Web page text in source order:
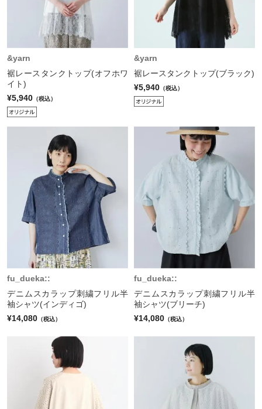
&yarn
裾レースタンクトップ(オフホワ
イト)
¥5,940 （税込）
&yarn
裾レースタンクトップ(ブラック)
¥5,940 （税込）
fu_dueka::
デニムスカラップ刺繍フリル半
袖シャツ(インディゴ)
¥14,080 （税込）
fu_dueka::
デニムスカラップ刺繍フリル半
袖シャツ(ブリーチ)
¥14,080 （税込）